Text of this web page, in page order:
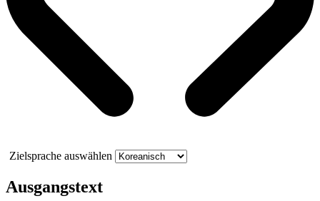
Zielsprache auswählen
Ausgangstext